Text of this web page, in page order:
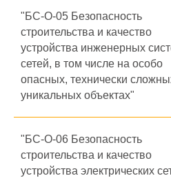
"БС-О-05 Безопасность
строительства и качество
устройства инженерных
сетей, в том числе на особо
опасных, технически
уникальных объектах"
"БС-О-06 Безопасность
строительства и качество
устройства электрических